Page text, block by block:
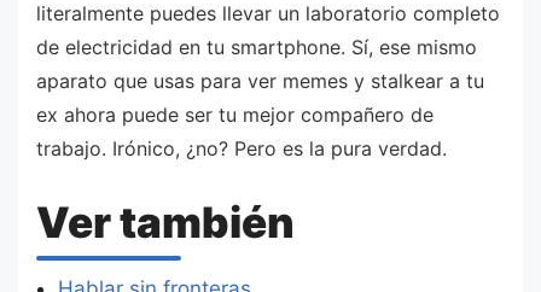
literalmente puedes llevar un laboratorio completo
de electricidad en tu smartphone. Sí, ese mismo
aparato que usas para ver memes y stalkear a tu
ex ahora puede ser tu mejor compañero de
trabajo. Irónico, ¿no? Pero es la pura verdad.
Ver también